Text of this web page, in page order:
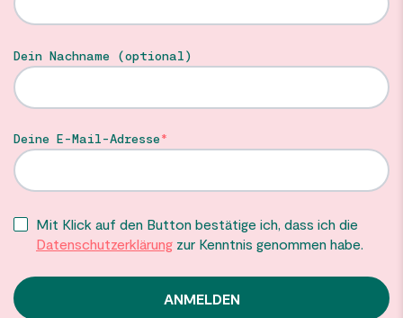
Dein Nachname (optional)
Deine E-Mail-Adresse
Mit Klick auf den Button bestätige ich, dass ich die
Datenschutzerklärung zur Kenntnis genommen habe.